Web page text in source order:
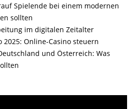
Spielende bei einem modernen
sollten
im digitalen Zeitalter
2025: Online-Casino steuern
und Österreich: Was